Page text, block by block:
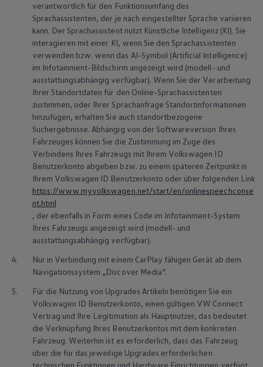
verantwortlich für den Funktionsumfang des
Sprachassistenten, der je nach eingestellter Sprache variieren
kann. Der Sprachassistent nutzt Künstliche Intelligenz (KI). Sie
interagieren mit einer KI, wenn Sie den Sprachassistenten
verwenden bzw. wenn das AI-Symbol (Artificial Intelligence)
im Infotainment-Bildschirm angezeigt wird (modell- und
ausstattungsabhängig verfügbar). Wenn Sie der Verarbeitung
Ihrer Standortdaten für den Online-Sprachassistenten
zustimmen, oder Ihrer Sprachanfrage Standortinformationen
hinzufügen, erhalten Sie auch standortbezogene
Suchergebnisse. Abhängig von der Softwareversion Ihres
Fahrzeuges können Sie die Zustimmung im Zuge des
Verbindens Ihres Fahrzeugs mit Ihrem Volkswagen ID
Benutzerkonto abgeben bzw. zu einem späteren Zeitpunkt in
Ihrem Volkswagen ID Benutzerkonto oder über folgenden Link
https://www.myvolkswagen.net/start/en/onlinespeechconse
nt.html
, der ebenfalls in Form eines Code im Infotainment-System
Ihres Fahrzeugs angezeigt wird (modell- und
ausstattungsabhängig verfügbar).
4.
Nur in Verbindung mit einem CarPlay fähigen Gerät ab dem
Navigationssystem „Discover Media“.
5.
Für die Nutzung von Upgrades Artikeln benötigen Sie ein
Volkswagen ID Benutzerkonto, einen gültigen VW Connect
Vertrag und Ihre Legitimation als Hauptnutzer, das bedeutet
die Verknüpfung Ihres Benutzerkontos mit dem konkreten
Fahrzeug. Weiterhin ist es erforderlich, dass das Fahrzeug
über die für das jeweilige Upgrades erforderlichen